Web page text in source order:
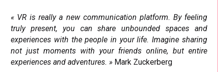
« VR is really a new communication platform. By feeling
truly present, you can share unbounded spaces and
experiences with the people in your life. Imagine sharing
not just moments with your friends online, but entire
experiences and adventures. » Mark Zuckerberg